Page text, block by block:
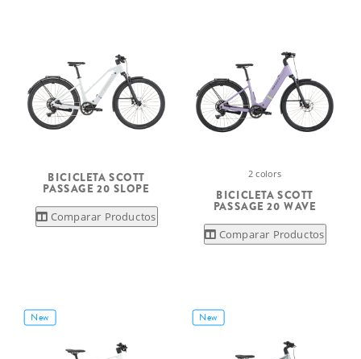
BICICLETA SCOTT
PASSAGE 20 SLOPE
Comparar Productos
2 colors
BICICLETA SCOTT
PASSAGE 20 WAVE
Comparar Productos
New New